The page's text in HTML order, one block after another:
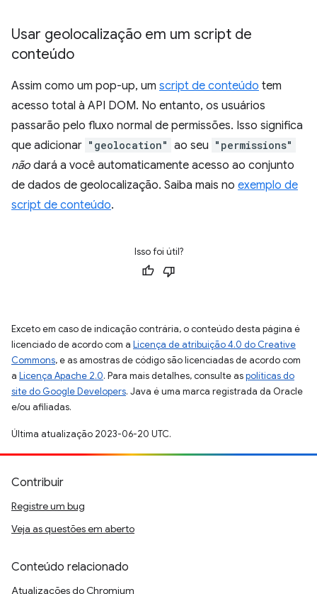
Usar geolocalização em um script de
conteúdo
Assim como um pop-up, um script de conteúdo tem
acesso total à API DOM. No entanto, os usuários
passarão pelo fluxo normal de permissões. Isso significa
que adicionar "geolocation" ao seu "permissions"
não dará a você automaticamente acesso ao conjunto
de dados de geolocalização. Saiba mais no exemplo de
script de conteúdo.
Isso foi útil?
Exceto em caso de indicação contrária, o conteúdo desta página é
licenciado de acordo com a Licença de atribuição 4.0 do Creative
Commons, e as amostras de código são licenciadas de acordo com
a Licença Apache 2.0. Para mais detalhes, consulte aspolíticas do
site do Google Developers. Java é uma marca registrada da Oracle
e/ou afiliadas.
Última atualização 2023-06-20 UTC.
Contribuir
Registre um bug
Veja as questões em aberto
Conteúdo relacionado
Atualizações do Chromium